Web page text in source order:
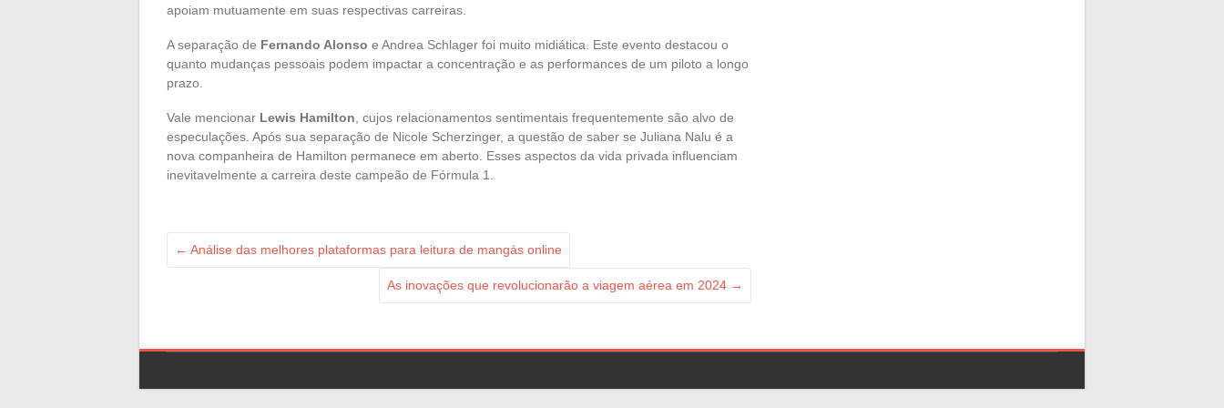
apoiam mutuamente em suas respectivas carreiras.
A separação de Fernando Alonso e Andrea Schlager foi muito midiática. Este evento destacou o
quanto mudanças pessoais podem impactar a concentração e as performances de um piloto a longo
prazo.
Vale mencionar Lewis Hamilton , cujos relacionamentos sentimentais frequentemente são alvo de
especulações. Após sua separação de Nicole Scherzinger, a questão de saber se Juliana Nalu é a
nova companheira de Hamilton permanece em aberto. Esses aspectos da vida privada influenciam
inevitavelmente a carreira deste campeão de Fórmula 1.
← Análise das melhores plataformas para leitura de mangás online
As inovações que revolucionarão a viagem aérea em 2024 →